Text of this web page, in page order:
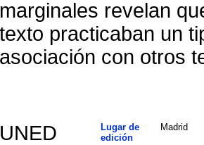
marginales revelan
texto practicaban un
asociación con otros
UNED
Lugar de
edición
Madrid